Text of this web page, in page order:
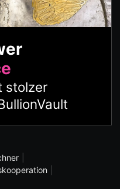
stolzer